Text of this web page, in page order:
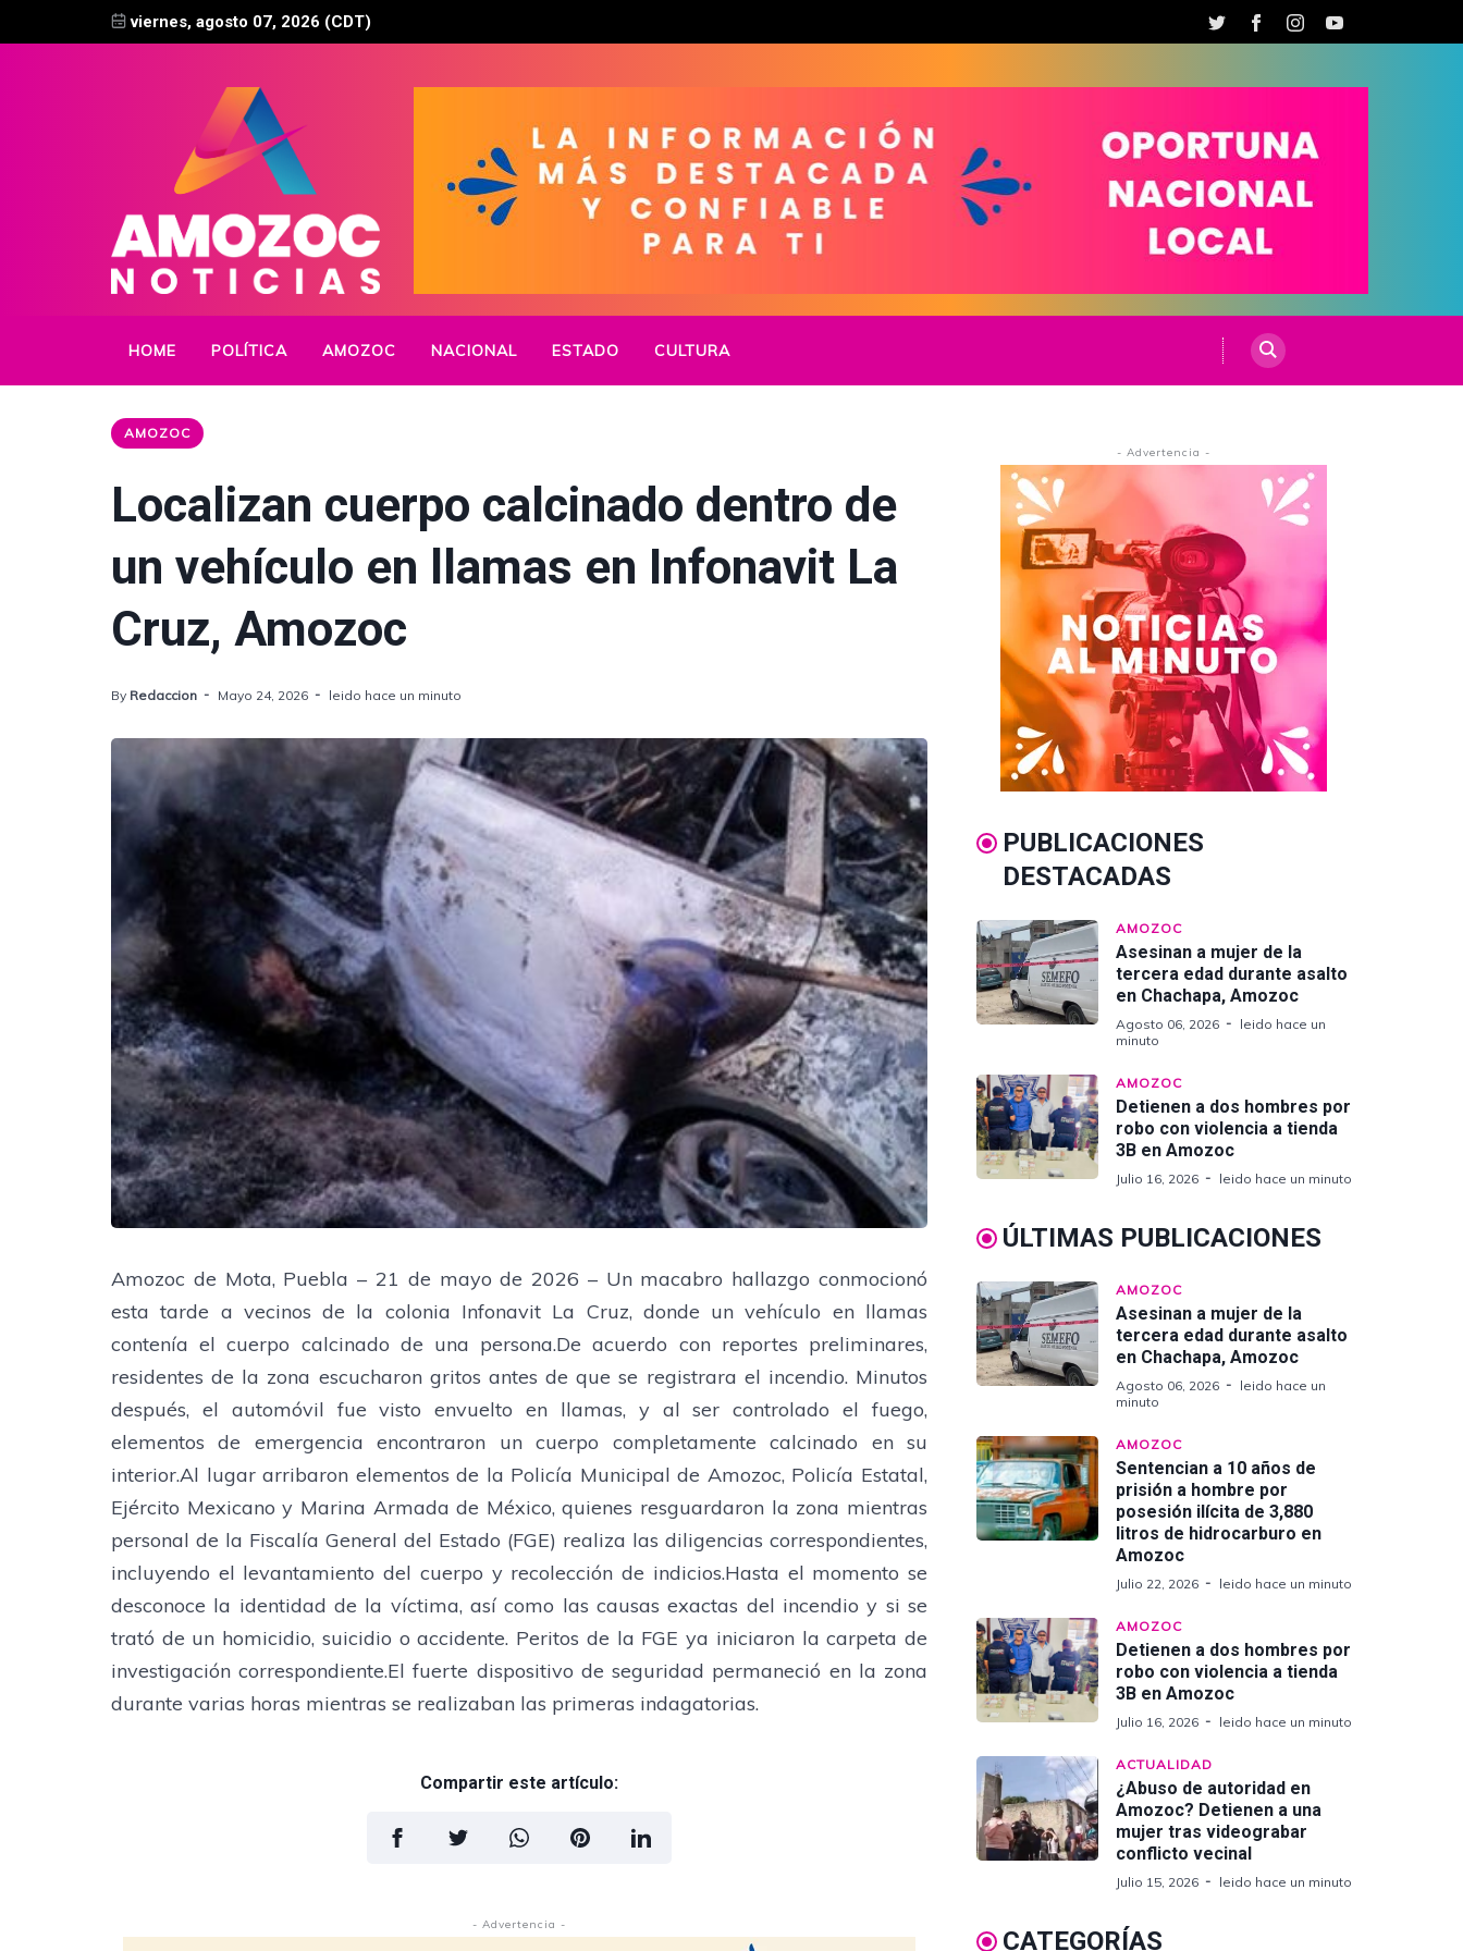
viernes, agosto 07, 2026 (CDT)
HOME POLÍTICA AMOZOC NACIONAL ESTADO CULTURA
AMOZOC
Localizan cuerpo calcinado dentro de
un vehículo en llamas en Infonavit La
Cruz, Amozoc
By Redaccion Mayo 24, 2026 leido hace un minuto
Amozoc de Mota, Puebla – 21 de mayo de 2026 – Un macabro hallazgo conmocionó
esta tarde a vecinos de la colonia Infonavit La Cruz, donde un vehículo en llamas
contenía el cuerpo calcinado de una persona.De acuerdo con reportes preliminares,
residentes de la zona escucharon gritos antes de que se registrara el incendio. Minutos
después, el automóvil fue visto envuelto en llamas, y al ser controlado el fuego,
elementos de emergencia encontraron un cuerpo completamente calcinado en su
interior.Al lugar arribaron elementos de la Policía Municipal de Amozoc, Policía Estatal,
Ejército Mexicano y Marina Armada de México, quienes resguardaron la zona mientras
personal de la Fiscalía General del Estado (FGE) realiza las diligencias correspondientes,
incluyendo el levantamiento del cuerpo y recolección de indicios.Hasta el momento se
desconoce la identidad de la víctima, así como las causas exactas del incendio y si se
trató de un homicidio, suicidio o accidente. Peritos de la FGE ya iniciaron la carpeta de
investigación correspondiente.El fuerte dispositivo de seguridad permaneció en la zona
durante varias horas mientras se realizaban las primeras indagatorias.
Compartir este artículo:
- Advertencia -
- Advertencia -
PUBLICACIONES
DESTACADAS
AMOZOC
Asesinan a mujer de la
tercera edad durante asalto
en Chachapa, Amozoc
Agosto 06, 2026
leido hace un
minuto
AMOZOC
Detienen a dos hombres por
robo con violencia a tienda
3B en Amozoc
Julio 16, 2026 leido hace un minuto
ÚLTIMAS PUBLICACIONES
AMOZOC
Asesinan a mujer de la
tercera edad durante asalto
en Chachapa, Amozoc
Agosto 06, 2026
leido hace un
minuto
AMOZOC
Sentencian a 10 años de
prisión a hombre por
posesión ilícita de 3,880
litros de hidrocarburo en
Amozoc
Julio 22, 2026 leido hace un minuto
AMOZOC
Detienen a dos hombres por
robo con violencia a tienda
3B en Amozoc
Julio 16, 2026 leido hace un minuto
ACTUALIDAD
¿Abuso de autoridad en
Amozoc? Detienen a una
mujer tras videograbar
conflicto vecinal
Julio 15, 2026 leido hace un minuto
CATEGORÍAS